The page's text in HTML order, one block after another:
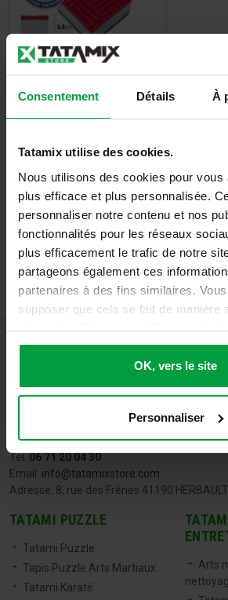
Consentement Détails À
Tatamix utilise des cookies.
Nous utilisons des cookies pour vous
plus efficace et plus personnalisée.
personnaliser notre contenu et nos
fonctionnalités pour les réseaux
plus efficacement le trafic de notre
partageons également ces
partenaires à des fins similaires.
supposer que cela se fait de manière
sécurisée. Cliquez sur 'Ok, vers le
accepter ou ajustez manuellement
OK, vers le site
Personnaliser
- TK25J - WT
Approuvé
31,67€
38,00 €TTC
Détails
Tel:06 71 20 04 30
Email: info@tatamixstore.com
Adresse: 8, rue des Frênes 41190 HERBAULT
TATAMI PUZZLE
Tatami Puzzle
Tapis Puzzle Arts Martiaux
Tatami Karaté
Arts